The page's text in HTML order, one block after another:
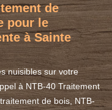
de
pour le
à Sainte
nuisibles sur votre
à NTB-40 Traitement
de bois, NTB-